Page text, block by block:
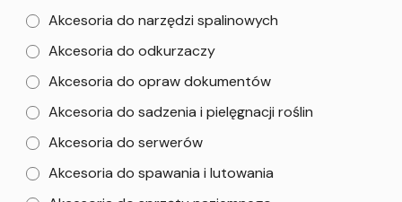
Akcesoria do narzędzi spalinowych
Akcesoria do odkurzaczy
Akcesoria do opraw dokumentów
Akcesoria do sadzenia i pielęgnacji roślin
Akcesoria do serwerów
Akcesoria do spawania i lutowania